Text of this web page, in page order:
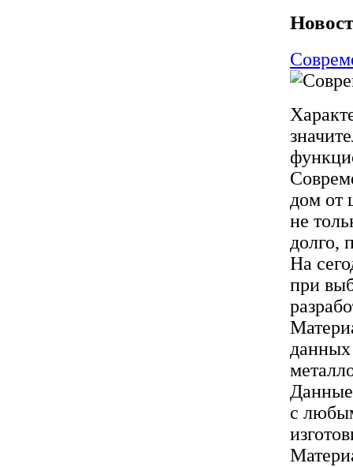
дом от
не
долго,
На
при
данных
с